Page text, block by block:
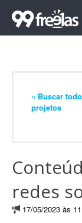
« Buscar
projetos
redes
17/05/2023 às